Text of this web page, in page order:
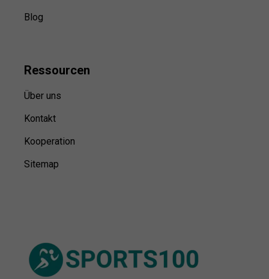
Blog
Ressourcen
Über uns
Kontakt
Kooperation
Sitemap